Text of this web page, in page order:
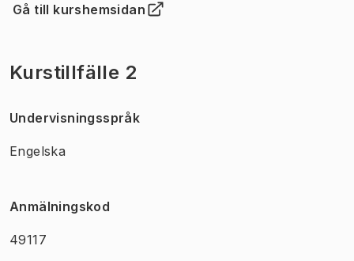
Gå till kurshemsidan
(Öppnas i ny flik)
Kurstillfälle 2
Undervisningsspråk
Engelska
Anmälningskod
49117